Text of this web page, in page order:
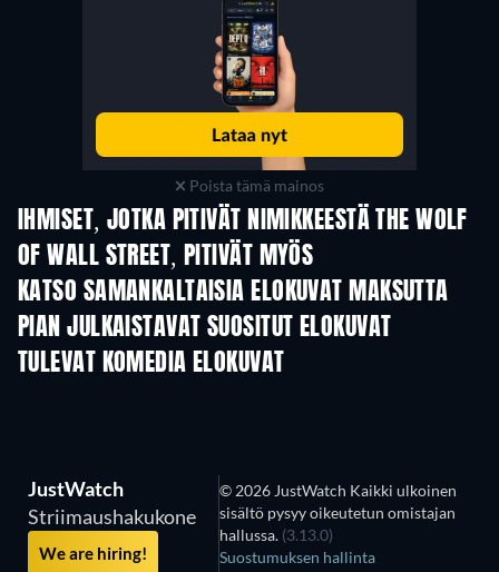
Poista tämä mainos
IHMISET, JOTKA PITIVÄT NIMIKKEESTÄ THE WOLF
OF WALL STREET, PITIVÄT MYÖS
KATSO SAMANKALTAISIA ELOKUVAT MAKSUTTA
PIAN JULKAISTAVAT SUOSITUT ELOKUVAT
TULEVAT KOMEDIA ELOKUVAT
JustWatch
Striimaushakukone
We are hiring!
© 2026 JustWatch Kaikki ulkoinen
sisältö pysyy oikeutetun omistajan
hallussa. (3.13.0)
Suostumuksen hallinta